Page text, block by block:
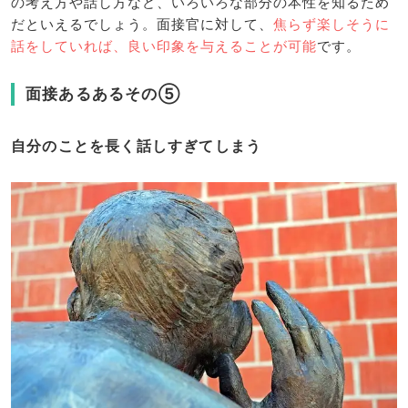
だといえるでしょう。面接官に対して、 焦らず楽しそうに
話をしていれば、良い印象を与えることが可能です。
面接あるあるその⑤
自分のことを長く話しすぎてしまう